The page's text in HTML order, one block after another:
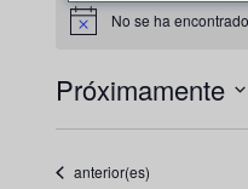
Aviso No se ha
Próximamente
Seleccionar
fecha.
Eventos
anterior(es)